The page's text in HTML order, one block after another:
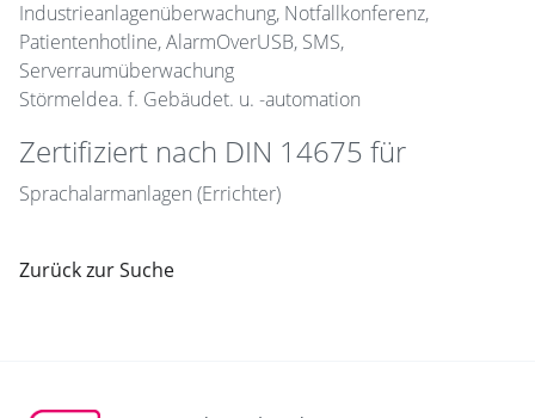
Industrieanlagenüberwachung, Notfallkonferenz,
Patientenhotline, AlarmOverUSB, SMS,
Serverraumüberwachung
Störmeldea. f. Gebäudet. u. -automation
Zertifiziert nach DIN 14675 für
Sprachalarmanlagen (Errichter)
Zurück zur Suche